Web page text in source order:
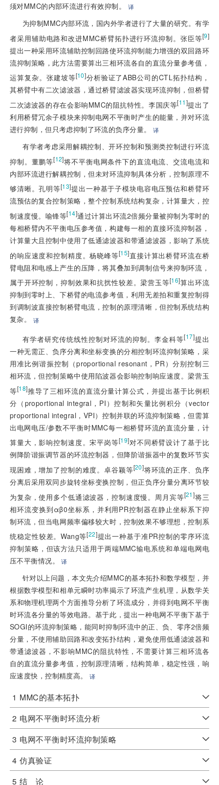
须对MMC的内部环流进行有效抑制。
译
为抑制MMC内部环流，国内外学者进行了大量的研究。有学
者采用辅助电路和改进MMC桥臂拓扑进行环流抑制。张臣等[9]
提出一种采用环流辅助控制回路使环流抑制能力增强的双回路环
流抑制策略，此方法需要算出三相环流各自的直流分量参考值，
运算复杂。张建坡等[10]分析验证了ABB公司的CTL拓扑结构，
其桥臂中有二次滤波器，通过桥臂滤波器实现环流抑制，但桥臂
二次滤波器的存在会影响MMC的阻抗特性。李国庆等[11]提出了
利用桥臂冗余子模块来抑制电网不平衡时产生的能量，并对环流
进行抑制，但只考虑抑制了环流的负序分量。 译
有学者考虑采用解耦控制、开环控制和预测类控制进行环流
抑制。董鹏等[12]将不平衡电网条件下的直流电流、交流电流和
内部环流进行解耦控制，但未对环流抑制具体分析，控制原理不
够清晰。孔明等[13]提出一种基于子模块电容电压预估和桥臂环
流预估的复合控制策略，整个控制系统结构复杂，计算量大，控
制速度慢。喻锋等[14]通过计算出环流2倍频分量被抑制为零时的
每相桥臂内不平衡电压参考值，构建每一相的直接环流抑制器，
计算量大且控制中使用了低通滤波器和带通滤波器，影响了系统
的响应速度和控制精度。杨晓峰等[15]直接计算出桥臂环流在桥
臂电阻和电感上产生的压降，将其叠加到调制信号来抑制环流，
属于开环控制，抑制效果和抗扰性较差。梁营玉等[16]算出环流
抑制到零时上、下桥臂的电流参考值，利用无差拍和重复控制得
到调制波直接控制桥臂电流，控制的原理清晰，但控制系统结构
复杂。
译
有学者研究传统线性控制对环流的抑制。李金科等[17]提出
一种无需正、负序分离和坐标变换的分相控制环流抑制策略，采
用准比例谐振控制（proportional resonant，PR）分别控制三
相环流，但控制策略中使用陷波器会影响控制响应速度。梁营玉
等[18]推导了三相环流的直流分量计算公式，并提出基于比例积
分（proportional integral，PI）控制和矢量比例积分（vector
proportional integral，VPI）控制并联的环流抑制策略，但需算
出电网电压/参数不平衡时MMC每一相桥臂环流的直流分量，计
算量大，影响控制速度。宋平岗等[19]对不同桥臂设计了基于比
例降阶谐振调节器的环流控制器，但降阶谐振器中的复数环节实
现困难，增加了控制的难度。卓谷颖等[20]将环流的正序、负序
分离后采用双同步旋转坐标变换控制，但正负序分量分离环节较
为复杂，使用多个低通滤波器，控制速度慢。周月宾等[21]将三
相环流变换到αβ0坐标系，并利用PR控制器在静止坐标系下抑
制环流，但当电网频率偏移较大时，控制效果不够理想，控制系
统稳定性较差。Wang等[22]提出一种基于准PR控制的零序环流
抑制策略，但该方法只适用于两端MMC输电系统和单端电网电
压不平衡情况。译
针对以上问题，本文先介绍MMC的基本拓扑和数学模型，并
根据数学模型和相单元瞬时功率揭示了环流产生机理，从数学关
系和物理机理两个方面推导分析了环流成分，并得到电网不平衡
时环流各分量的等效电路。基于此，提出一种电网不平衡下基于
SOGI的环流抑制策略，能同时抑制环流中的正、负、零序2倍频
分量，不使用辅助回路和改变拓扑结构，避免使用低通滤波器和
带通滤波器，不影响MMC的阻抗特性，不需要计算三相环流各
自的直流分量参考值，控制原理清晰，结构简单，稳定性强，响
应速度快，控制精度高。
译
1 MMC的基本拓扑
2 电网不平衡时环流分析
3 电网不平衡时环流抑制策略
4 仿真验证
5 结 论